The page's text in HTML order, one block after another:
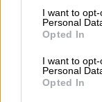
consent section.
I want to
Personal
Opted In
I want to
Personal
Opted In